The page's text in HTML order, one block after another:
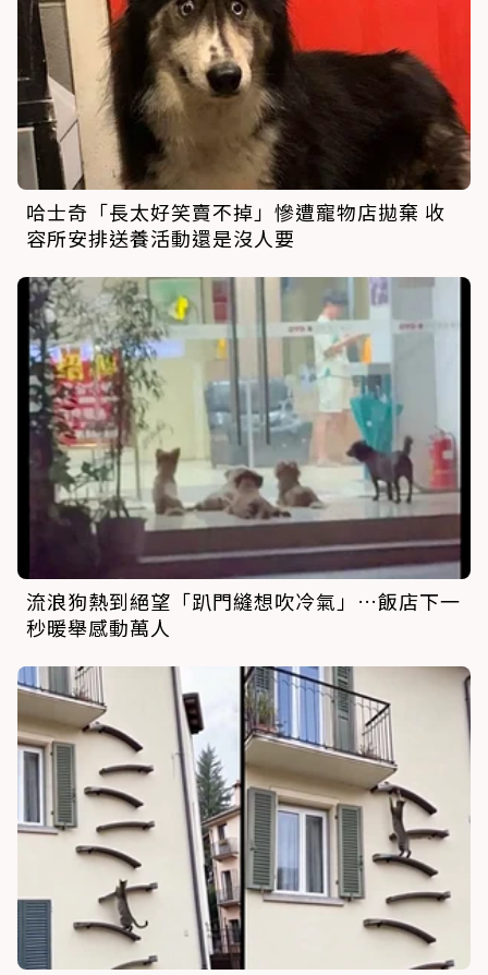
哈士奇「長太好笑賣不掉」慘遭寵物店拋棄 收
容所安排送養活動還是沒人要
流浪狗熱到絕望「趴門縫想吹冷氣」…飯店下一
秒暖舉感動萬人